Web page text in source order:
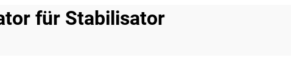
für Stabilisator